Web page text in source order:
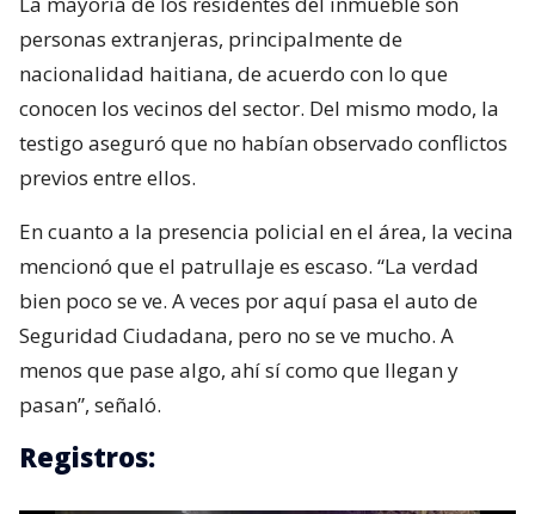
personas extranjeras, principalmente de
nacionalidad haitiana, de acuerdo con lo que
conocen los vecinos del sector. Del mismo modo, la
testigo aseguró que no habían observado conflictos
previos entre ellos.
En cuanto a la presencia policial en el área, la vecina
mencionó que el patrullaje es escaso. “La verdad
bien poco se ve. A veces por aquí pasa el auto de
Seguridad Ciudadana, pero no se ve mucho. A
menos que pase algo, ahí sí como que llegan y
pasan”, señaló.
Registros: